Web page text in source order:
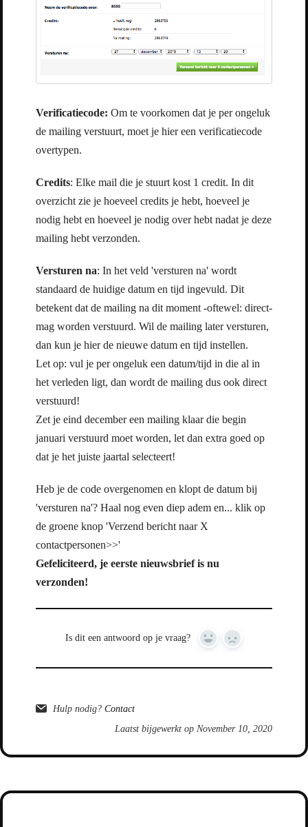
Verificatiecode: Om te voorkomen dat je per ongeluk
de mailing verstuurt, moet je hier een verificatiecode
overtypen.
Credits: Elke mail die je stuurt kost 1 credit. In dit
overzicht zie je hoeveel credits je hebt, hoeveel je
nodig hebt en hoeveel je nodig over hebt nadat je deze
mailing hebt verzonden.
Versturen na: In het veld 'versturen na' wordt
standaard de huidige datum en tijd ingevuld. Dit
betekent dat de mailing na dit moment -oftewel: direct-
mag worden verstuurd. Wil de mailing later versturen,
dan kun je hier de nieuwe datum en tijd instellen.
Let op: vul je per ongeluk een datum/tijd in die al in
het verleden ligt, dan wordt de mailing dus ook direct
verstuurd!
Zet je eind december een mailing klaar die begin
januari verstuurd moet worden, let dan extra goed op
dat je het juiste jaartal selecteert!
Heb je de code overgenomen en klopt de datum bij
'versturen na'? Haal nog even diep adem en... klik op
de groene knop 'Verzend bericht naar X
contactpersonen>>'
Gefeliciteerd, je eerste nieuwsbrief is nu
verzonden!
Is dit een antwoord op je vraag? Yes No
Hulp nodig? Contact
Laatst bijgewerkt op November 10, 2020